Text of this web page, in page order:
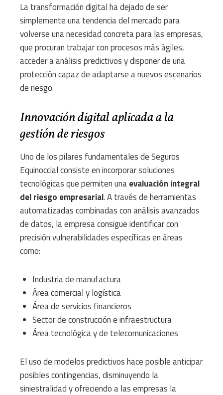
La transformación digital ha dejado de ser
simplemente una tendencia del mercado para
volverse una necesidad concreta para las empresas,
que procuran trabajar con procesos más ágiles,
acceder a análisis predictivos y disponer de una
protección capaz de adaptarse a nuevos escenarios
de riesgo.
Innovación digital aplicada a la
gestión de riesgos
Uno de los pilares fundamentales de Seguros
Equinoccial consiste en incorporar soluciones
tecnológicas que permiten unaevaluación integral
del riesgo empresarial. A través de herramientas
automatizadas combinadas con análisis avanzados
de datos, la empresa consigue identificar con
precisión vulnerabilidades específicas en áreas
como:
Industria de manufactura
Área comercial y logística
Área de servicios financieros
Sector de construcción e infraestructura
Área tecnológica y de telecomunicaciones
El uso de modelos predictivos hace posible anticipar
posibles contingencias, disminuyendo la
siniestralidad y ofreciendo a las empresas la